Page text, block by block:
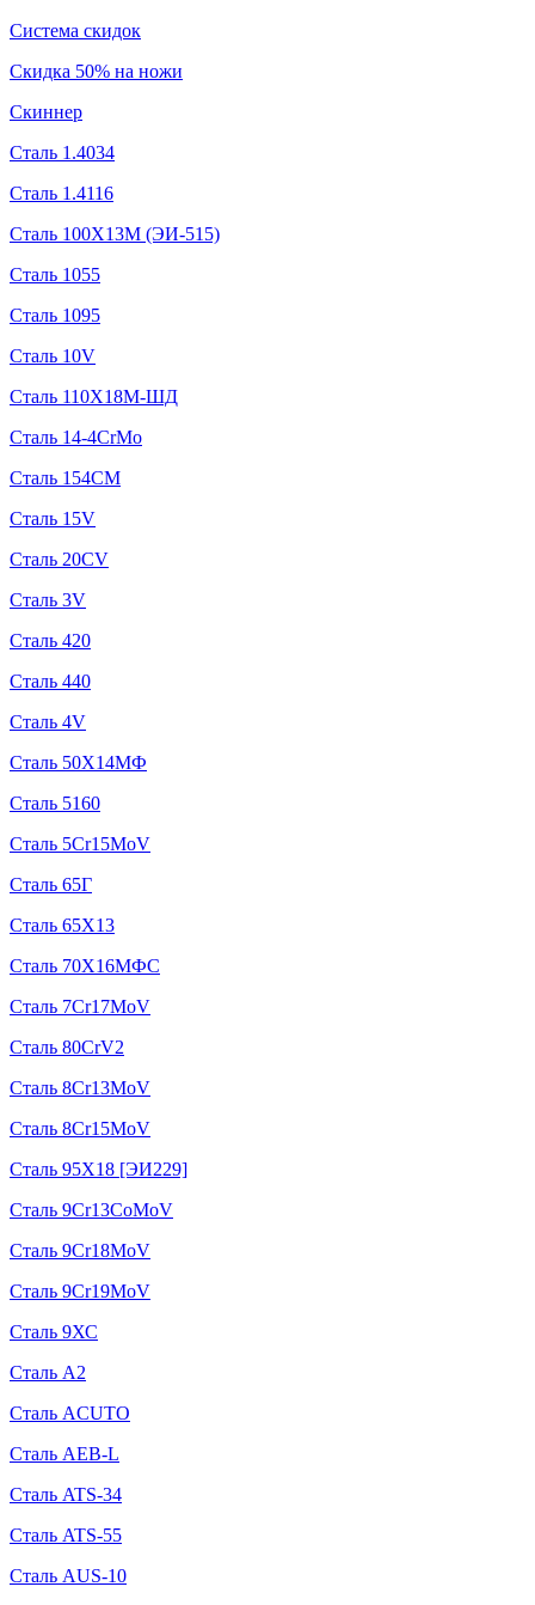
Система скидок
Скидка 50% на ножи
Скиннер
Сталь 1.4034
Сталь 1.4116
Сталь 100Х13М (ЭИ-515)
Сталь 1055
Сталь 1095
Сталь 10V
Сталь 110Х18М-ШД
Сталь 14-4CrMo
Сталь 154CM
Сталь 15V
Сталь 20CV
Сталь 3V
Сталь 420
Сталь 440
Сталь 4V
Сталь 50Х14МФ
Сталь 5160
Сталь 5Cr15MoV
Сталь 65Г
Сталь 65Х13
Сталь 70Х16МФС
Сталь 7Cr17MoV
Сталь 80CrV2
Сталь 8Cr13MoV
Сталь 8Cr15MoV
Сталь 95Х18 [ЭИ229]
Сталь 9Cr13CoMoV
Сталь 9Cr18MoV
Сталь 9Cr19MoV
Сталь 9ХС
Сталь A2
Сталь ACUTO
Сталь AEB-L
Сталь ATS-34
Сталь ATS-55
Сталь AUS-10